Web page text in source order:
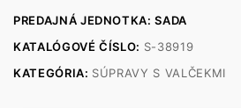
PREDAJNÁ JEDNOTKA: SADA
KATALÓGOVÉ ČÍSLO: S-38919
KATEGÓRIA: SÚPRAVY S VALČEKMI